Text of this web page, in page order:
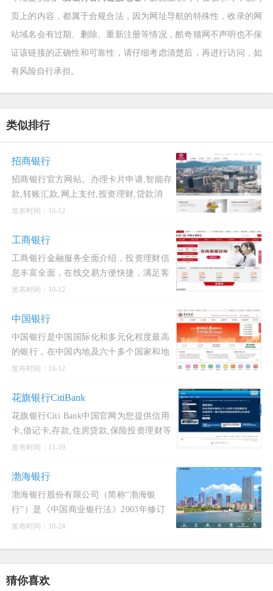
页上的内容，都属于合规合法，因为网址导航的特殊性，收录的网
站域名会有过期、删除、重新注册等情况，酷奇猫网不声明也不保
证该链接的正确性和可靠性，请仔细考虑清楚后，再进行访问，如
有风险自行承担。
类似排行
招商银行
招商银行官方网站。办理卡片申请,智能存
款,转账汇款,网上支付,投资理财,贷款消
费,信用卡还款,生活缴费,外汇买卖,实时利
受一站式综
发布时间：10-12
工商银行
工商银行金融服务全面介绍，投资理财信
息丰富全面，在线交易方便快捷，满足客
户专业化、多元化、人性化的金融服务需
动于一体综合性金融服务平
发布时间：10-12
中国银行
中国银行是中国国际化和多元化程度最高
的银行，在中国内地及六十多个国家和地
区为客户提供全面的金融服务。主要经营
融市场业务，并通过附属
发布时间：10-12
花旗银行CitiBank
花旗银行Citi Bank中国官网为您提供信用
卡,借记卡,存款,住房贷款,保险投资理财等
环球银行金融服务,诚邀您的关注.花旗集
其在提供跨境服
发布时间：11-19
渤海银行
渤海银行股份有限公司（简称“渤海银
行”）是《中国商业银行法》2003年修订
以来，唯一一家全新成立的全国性股份制
发布时间：10-24
猜你喜欢